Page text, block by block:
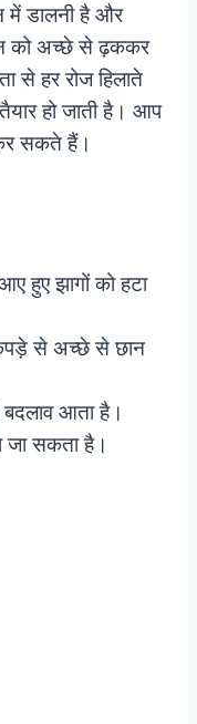
में डालनी है और
को अच्छे से ढ़ककर
से हर रोज हिलाते
हो जाती है। आप
सकते हैं।
हुए झागों को हटा
से अच्छे से छान
आता है।
जा सकता है।